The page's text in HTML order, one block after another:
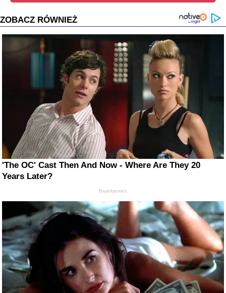
ZOBACZ RÓWNIEŻ
'The OC' Cast Then And Now - Where Are They 20
Years Later?
Brainberries